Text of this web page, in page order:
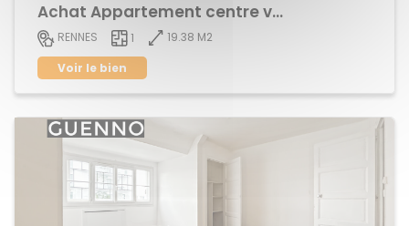
Achat Appartement centre ville
RENNES 1
19.38 M2
Voir le bien